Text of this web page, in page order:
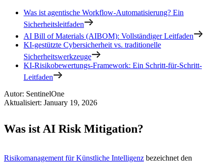
Was ist agentische Workflow-Automatisierung? Ein
Sicherheitsleitfaden
AI Bill of Materials (AIBOM): Vollständiger Leitfaden
KI-gestützte Cybersicherheit vs. traditionelle
Sicherheitswerkzeuge
KI-Risikobewertungs-Framework: Ein Schritt-für-Schritt-
Leitfaden
Autor: SentinelOne
Aktualisiert: January 19, 2026
Was ist AI Risk Mitigation?
Risikomanagement für Künstliche Intelligenz bezeichnet den